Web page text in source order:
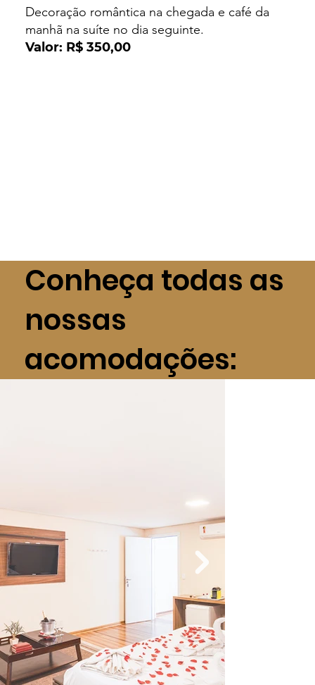
Decoração romântica na chegada e café da
manhã na suíte no dia seguinte.
Valor: R$ 350,00
Conheça todas as
nossas
acomodações: